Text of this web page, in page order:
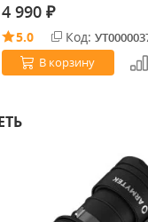
4 990 ₽
5.0 Код:
В корзину